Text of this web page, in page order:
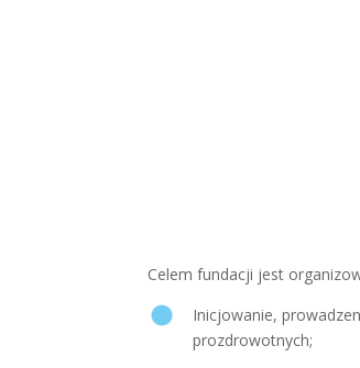
Celem fundacji jest
Inicjowanie,
prozdrowotnych;